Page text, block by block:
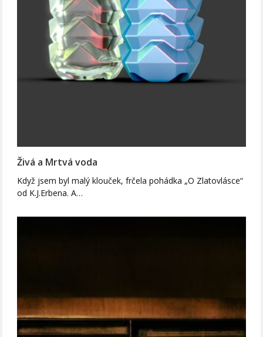
Živá a Mrtvá voda
Když jsem byl malý klouček, frčela pohádka „O Zlatovlásce“
od K.J.Erbena. A…